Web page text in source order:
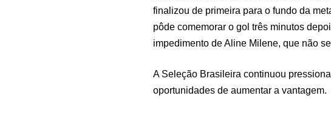
finalizou de primeira para o fundo da
pôde comemorar o gol três minutos
impedimento de Aline Milene, que não
A Seleção Brasileira continuou
oportunidades de aumentar a vantagem.